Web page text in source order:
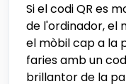
Si el codi QR es
de l'ordinador, el
el mòbil cap a la
faries amb un
brillantor de la